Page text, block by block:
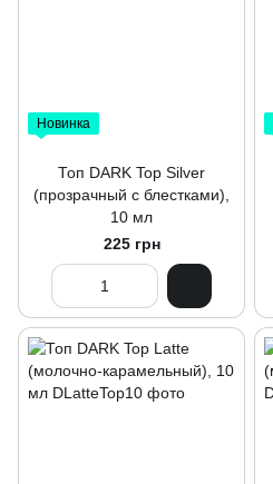
Новинка
Топ DARK Top Silver
(прозрачный с блестками),
10 мл
225 грн